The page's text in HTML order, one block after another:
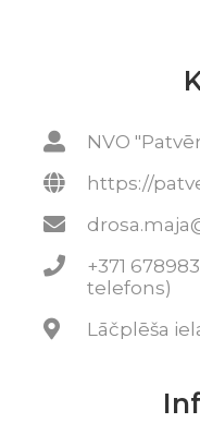
NVO
https://
+371
telefons)
Lāčplēša